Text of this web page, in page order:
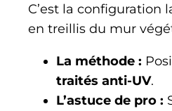
C’est la configuration
en treillis du mur
La méthode :
traités anti-UV.
L’astuce de pro :